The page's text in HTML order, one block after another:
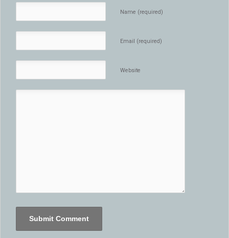
Name (required)
Email (required)
Website